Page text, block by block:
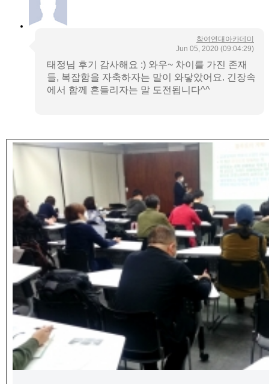
참여연대아카데미
Jun 05, 2020 (09:04:29)
태정님 후기 감사해요 :) 와우~ 차이를 가진 존재
들, 복잡함을 자축하자는 말이 와닿았어요. 긴장속
에서 함께 흔들리자는 말 도전됩니다^^